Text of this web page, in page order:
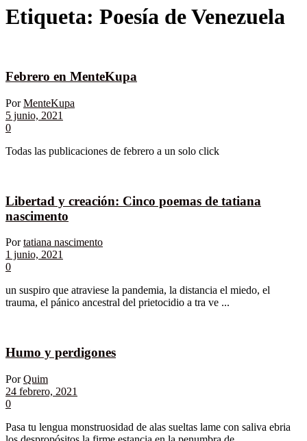
Etiqueta: Poesía de Venezuela
Febrero en MenteKupa
Por MenteKupa
5 junio, 2021
0
Todas las publicaciones de febrero a un solo click
Libertad y creación: Cinco poemas de tatiana
nascimento
Por tatiana nascimento
1 junio, 2021
0
un suspiro que atraviese la pandemia, la distancia el miedo, el
trauma, el pánico ancestral del prietocidio a tra ve ...
Humo y perdigones
Por Quim
24 febrero, 2021
0
Pasa tu lengua monstruosidad de alas sueltas lame con saliva ebria